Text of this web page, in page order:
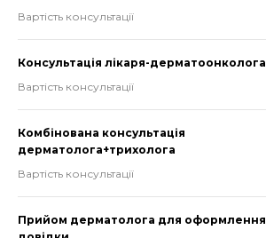
Вартість консультації
Консультація лікаря-дерматоонколога
Вартість консультації
Комбінована консультація
дерматолога+трихолога
Вартість консультації
Прийом дерматолога для оформлення